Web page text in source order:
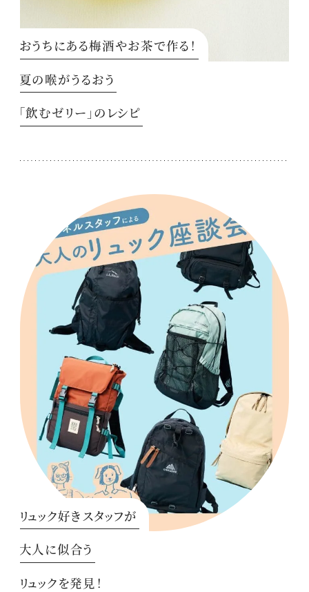
おうちにある梅酒やお茶で作る！
夏の喉がうるおう
「飲むゼリー」のレシピ
リュック好きスタッフが
大人に似合う
リュックを発見！